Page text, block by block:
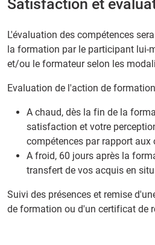
Satisfaction et
L'évaluation des compétences
la formation par le participant lui-
et/ou le formateur selon les
Evaluation de l'action de
A chaud, dès la fin de la
satisfaction et votre
compétences par rapport
A froid, 60 jours après la
transfert de vos acquis en
Suivi des présences et remise
de formation ou d'un certificat de